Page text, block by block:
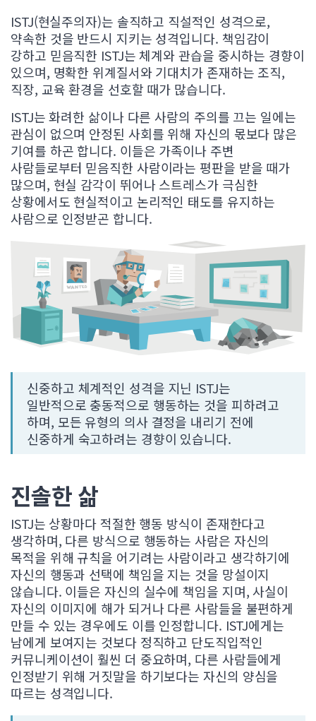
ISTJ(현실주의자)는 솔직하고 직설적인 성격으로,
약속한 것을 반드시 지키는 성격입니다. 책임감이
강하고 믿음직한 ISTJ는 체계와 관습을 중시하는 경향이
있으며, 명확한 위계질서와 기대치가 존재하는 조직,
직장, 교육 환경을 선호할 때가 많습니다.
ISTJ는 화려한 삶이나 다른 사람의 주의를 끄는 일에는
관심이 없으며 안정된 사회를 위해 자신의 몫보다 많은
기여를 하곤 합니다. 이들은 가족이나 주변
사람들로부터 믿음직한 사람이라는 평판을 받을 때가
많으며, 현실 감각이 뛰어나 스트레스가 극심한
상황에서도 현실적이고 논리적인 태도를 유지하는
사람으로 인정받곤 합니다.
신중하고 체계적인 성격을 지닌 ISTJ는
일반적으로 충동적으로 행동하는 것을 피하려고
하며, 모든 유형의 의사 결정을 내리기 전에
신중하게 숙고하려는 경향이 있습니다.
진솔한 삶
ISTJ는 상황마다 적절한 행동 방식이 존재한다고
생각하며, 다른 방식으로 행동하는 사람은 자신의
목적을 위해 규칙을 어기려는 사람이라고 생각하기에
자신의 행동과 선택에 책임을 지는 것을 망설이지
않습니다. 이들은 자신의 실수에 책임을 지며, 사실이
자신의 이미지에 해가 되거나 다른 사람들을 불편하게
만들 수 있는 경우에도 이를 인정합니다. ISTJ에게는
남에게 보여지는 것보다 정직하고 단도직입적인
커뮤니케이션이 훨씬 더 중요하며, 다른 사람들에게
인정받기 위해 거짓말을 하기보다는 자신의 양심을
따르는 성격입니다.